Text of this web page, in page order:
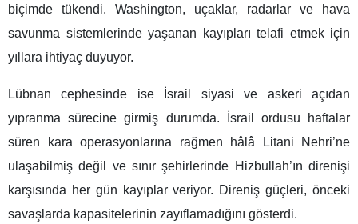
biçimde tükendi. Washington, uçaklar, radarlar ve hava
savunma sistemlerinde yaşanan kayıpları telafi etmek için
yıllara ihtiyaç duyuyor.
Lübnan cephesinde ise İsrail siyasi ve askeri açıdan
yıpranma sürecine girmiş durumda. İsrail ordusu haftalar
süren kara operasyonlarına rağmen hâlâ Litani Nehri’ne
ulaşabilmiş değil ve sınır şehirlerinde Hizbullah’ın direnişi
karşısında her gün kayıplar veriyor. Direniş güçleri, önceki
savaşlarda kapasitelerinin zayıflamadığını gösterdi.